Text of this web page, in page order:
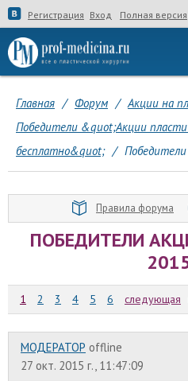
Регистрация Вход Полная версия
Главная / Форум / Акции на
Победители &quot;Акции
бесплатно&quot; /
Правила форума
ПОБЕДИТЕЛИ
1 2 3 4 5 6 следующая
МОДЕРАТОР offline
27 окт. 2015 г., 11:47:09